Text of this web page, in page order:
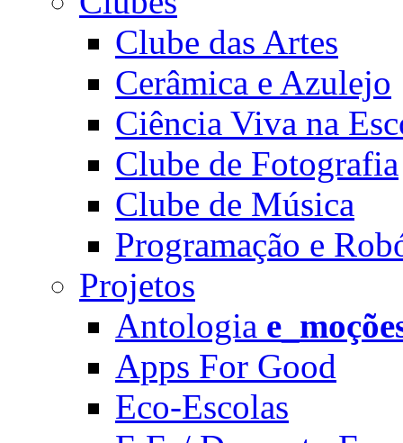
Clube das Artes
Cerâmica e Azulejo
Ciência Viva na
Clube de Fotografia
Clube de Música
Programação e
Projetos
Antologia
Apps For Good
Eco-Escolas